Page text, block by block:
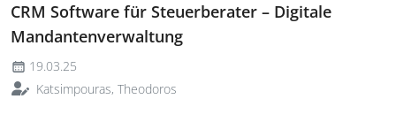
CRM Software für Steuerberater – Digitale
Mandantenverwaltung
19.03.25
Katsimpouras, Theodoros